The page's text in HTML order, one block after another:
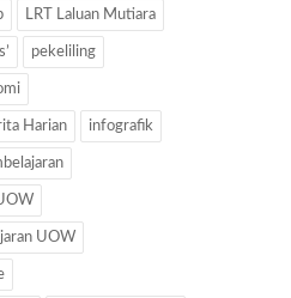
LRT Laluan Mutiara
pekeliling
Harian infografik
UOW